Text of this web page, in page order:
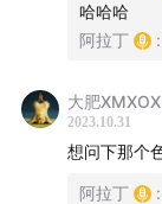
2、办公室打工
24:40
小秘书
哈哈哈
阿拉丁
:
大肥
2023.10.31
想问下那个
阿拉丁 :